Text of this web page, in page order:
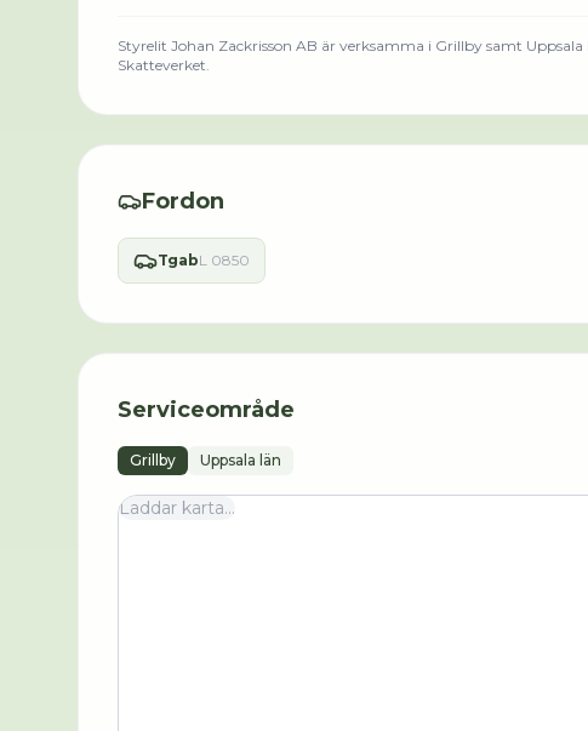
Styrelit Johan Zackrisson AB är verksamma i Grillby samt Uppsala
Skatteverket.
Fordon
TgabL 0850
Serviceområde
Grillby Uppsala län
Laddar karta...